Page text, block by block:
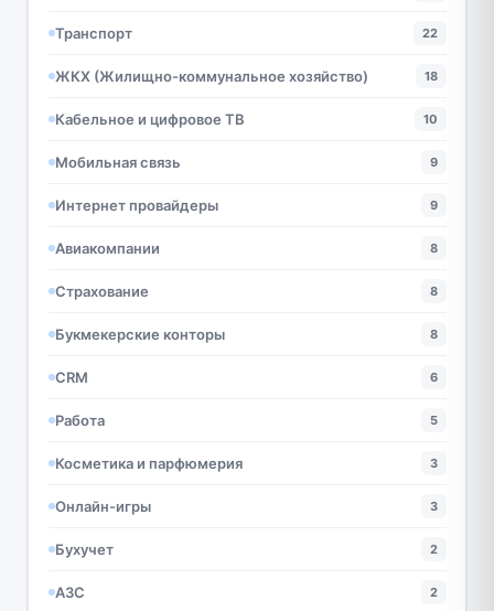
Транспорт 22
ЖКХ (Жилищно-коммунальное хозяйство) 18
Кабельное и цифровое ТВ 10
Мобильная связь 9
Интернет провайдеры 9
Авиакомпании 8
Страхование 8
Букмекерские конторы 8
CRM 6
Работа 5
Косметика и парфюмерия 3
Онлайн-игры 3
Бухучет 2
АЗС 2